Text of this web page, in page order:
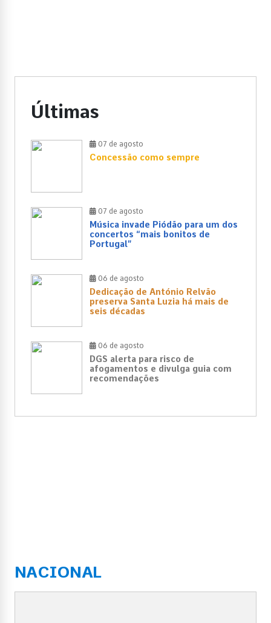
Últimas
07 de agosto
Concessão como sempre
07 de agosto
Música invade Piódão para um dos
concertos “mais bonitos de
Portugal”
06 de agosto
Dedicação de António Relvão
preserva Santa Luzia há mais de
seis décadas
06 de agosto
DGS alerta para risco de
afogamentos e divulga guia com
recomendações
NACIONAL